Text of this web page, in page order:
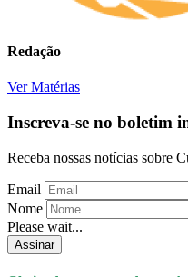
Redação
Ver Matérias
Inscreva-se no boletim
Receba nossas notícias sobre
Email
Nome
Please wait...
Assinar